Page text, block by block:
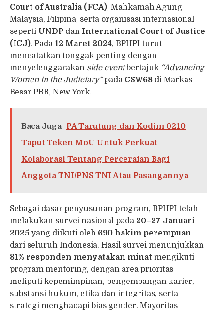
Court of Australia (FCA), Mahkamah Agung
Malaysia, Filipina, serta organisasi internasional
seperti UNDP dan International Court of Justice
(ICJ). Pada 12 Maret 2024, BPHPI turut
mencatatkan tonggak penting dengan
menyelenggarakan side eventbertajuk “Advancing
Women in the Judiciary”pada CSW68 di Markas
Besar PBB, New York.
Baca Juga
PA Tarutung dan Kodim 0210
Taput Teken MoU Untuk Perkuat
Kolaborasi Tentang Perceraian Bagi
Anggota TNI/PNS TNI Atau Pasangannya
Sebagai dasar penyusunan program, BPHPI telah
melakukan survei nasional pada 20–27 Januari
2025 yang diikuti oleh 690 hakim perempuan
dari seluruh Indonesia. Hasil survei menunjukkan
81% responden menyatakan minat mengikuti
program mentoring, dengan area prioritas
meliputi kepemimpinan, pengembangan karier,
substansi hukum, etika dan integritas, serta
strategi menghadapi bias gender. Mayoritas